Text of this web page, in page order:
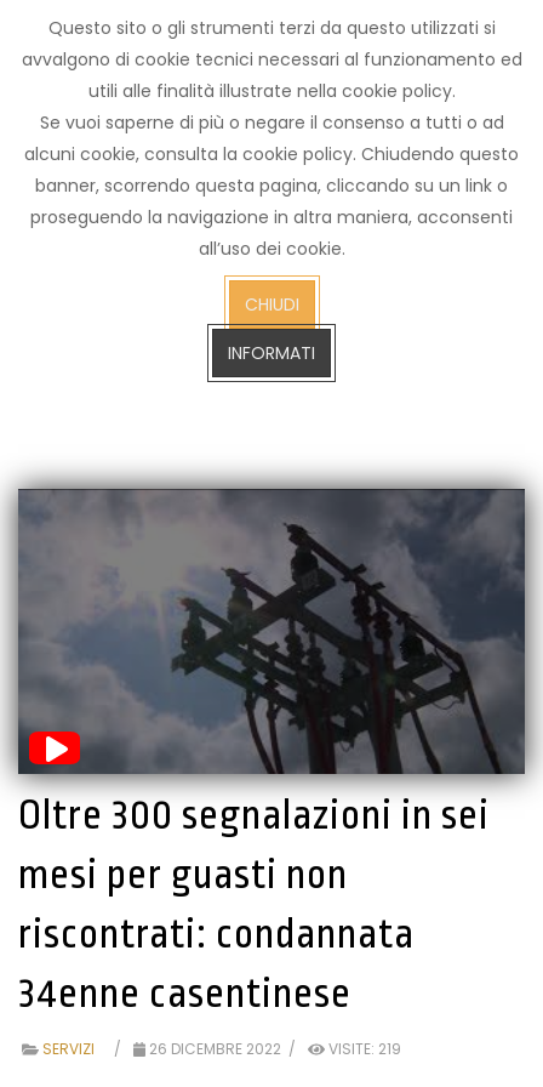
Questo sito o gli strumenti terzi da questo utilizzati si
avvalgono di cookie tecnici necessari al funzionamento ed
utili alle finalità illustrate nella cookie policy.
Se vuoi saperne di più o negare il consenso a tutti o ad
alcuni cookie, consulta la cookie policy. Chiudendo questo
banner, scorrendo questa pagina, cliccando su un link o
proseguendo la navigazione in altra maniera, acconsenti
all’uso dei cookie.
CHIUDI
INFORMATI
Archivio
notizie
Arezzo TV
CERCA SULL'ARCHIVIO FINO A GENNAIO 2023
Oltre 300 segnalazioni in sei
mesi per guasti non
riscontrati: condannata
34enne casentinese
SERVIZI 26 DICEMBRE 2022 VISITE: 219